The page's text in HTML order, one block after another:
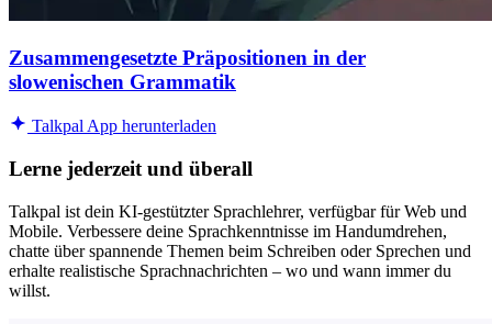
Zusammengesetzte Präpositionen in der
slowenischen Grammatik
Talkpal App herunterladen
Lerne jederzeit und überall
Talkpal ist dein KI-gestützter Sprachlehrer, verfügbar für Web und
Mobile. Verbessere deine Sprachkenntnisse im Handumdrehen,
chatte über spannende Themen beim Schreiben oder Sprechen und
erhalte realistische Sprachnachrichten – wo und wann immer du
willst.